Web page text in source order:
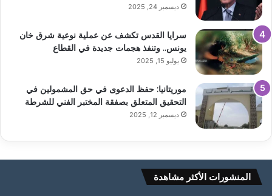
ديسمبر 24, 2025
سرايا القدس تكشف عن عملية نوعية شرق خان
يونس.. وتنفذ هجمات جديدة في القطاع
يوليو 15, 2025
موريتانيا: حفظ الدعوى في حق المشمولين في
التحقيق المتعلق بصفقة المختبر الفني للشرطة
ديسمبر 12, 2025
المنشورات الأكثر مشاهدة